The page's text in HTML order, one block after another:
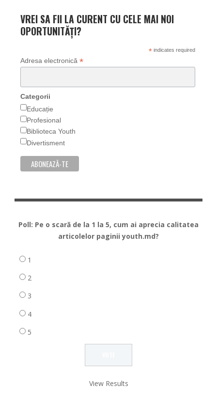
VREI SA FII LA CURENT CU CELE MAI NOI
OPORTUNITĂȚI?
*indicates required
Adresa electronică *
Categorii
Educație
Profesional
Biblioteca Youth
Divertisment
Poll: Pe o scară de la 1 la 5, cum ai aprecia calitatea
articolelor paginii youth.md?
1
2
3
4
5
View Results